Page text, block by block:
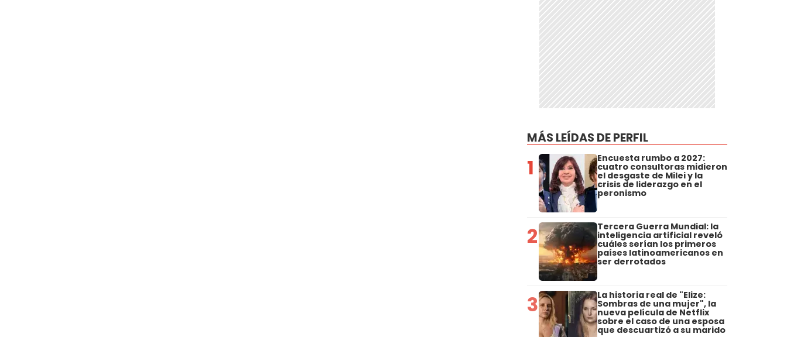
MÁS LEÍDAS DE PERFIL
1 Encuesta rumbo a 2027:
cuatro consultoras midieron
el desgaste de Milei y la
crisis de liderazgo en el
peronismo
2 Tercera Guerra Mundial: la
inteligencia artificial reveló
cuáles serían los primeros
países latinoamericanos en
ser derrotados
3 La historia real de "Elize:
Sombras de una mujer", la
nueva película de Netflix
sobre el caso de una esposa
que descuartizó a su marido